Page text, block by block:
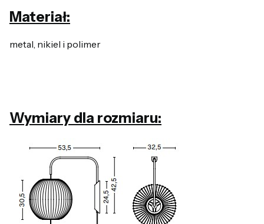
Materiał:
metal, nikiel i polimer
Wymiary dla rozmiaru: